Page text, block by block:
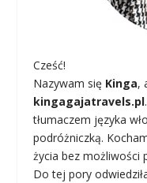
Cześć!
Nazywam się Kinga,
kingagajatravels.pl
tłumaczem języka
podróżniczką.
życia bez możliwości
Do tej pory